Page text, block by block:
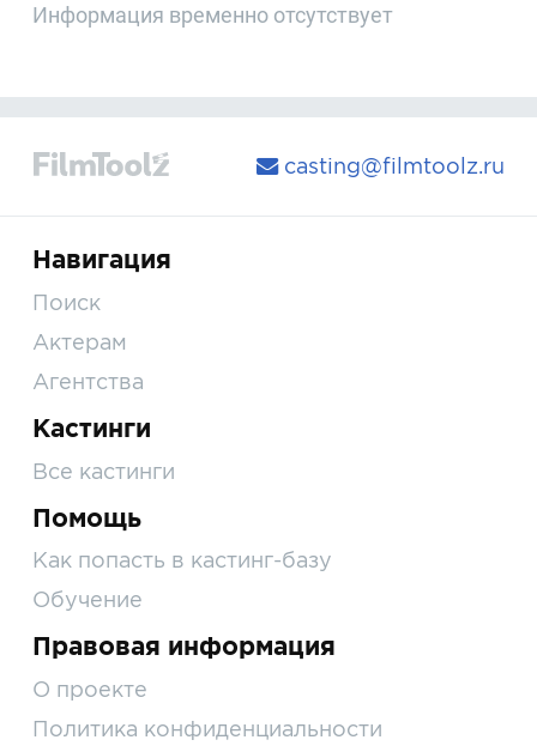
Информация временно отсутствует
casting@filmtoolz.ru
Навигация
Поиск
Актерам
Агентства
Кастинги
Все кастинги
Помощь
Как попасть в кастинг-базу
Обучение
Правовая информация
О проекте
Политика конфиденциальности